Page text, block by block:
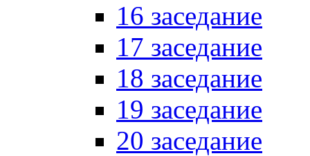
16 заседание
17 заседание
18 заседание
19 заседание
20 заседание